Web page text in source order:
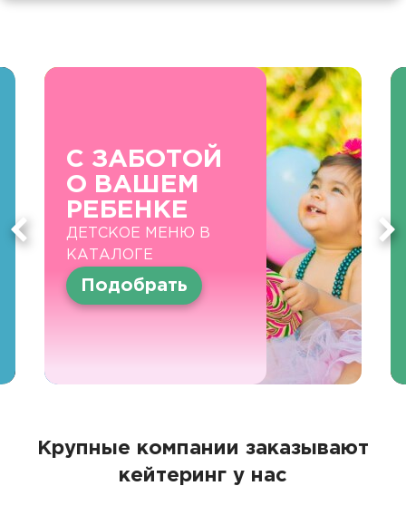
С ЗАБОТОЙ
О ВАШЕМ
РЕБЕНКЕ
ДЕТСКОЕ МЕНЮ В
КАТАЛОГЕ
Подобрать
Крупные компании заказывают
кейтеринг у нас